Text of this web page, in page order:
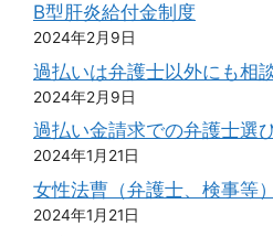
B型肝炎給付金制度
2024年2月9日
過払いは弁護士以外にも相
2024年2月9日
過払い金請求での弁護士選
2024年1月21日
女性法曹（弁護士、検事等
2024年1月21日